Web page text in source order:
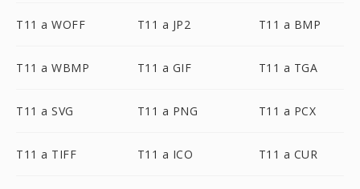
T11 a WOFF T11 a JP2 T11 a BMP
T11 a WBMP T11 a GIF T11 a TGA
T11 a SVG T11 a PNG T11 a PCX
T11 a TIFF T11 a ICO T11 a CUR